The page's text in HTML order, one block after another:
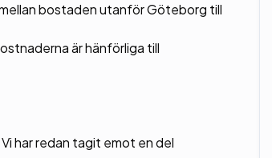
bostaden utanför Göteborg till
är hänförliga till
har redan tagit emot en del